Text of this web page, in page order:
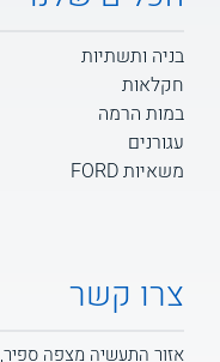
בניה ותשתיות
חקלאות
במות הרמה
עגורנים
משאיות FORD
צרו קשר
אזור התעשיה מצפה ספיר,